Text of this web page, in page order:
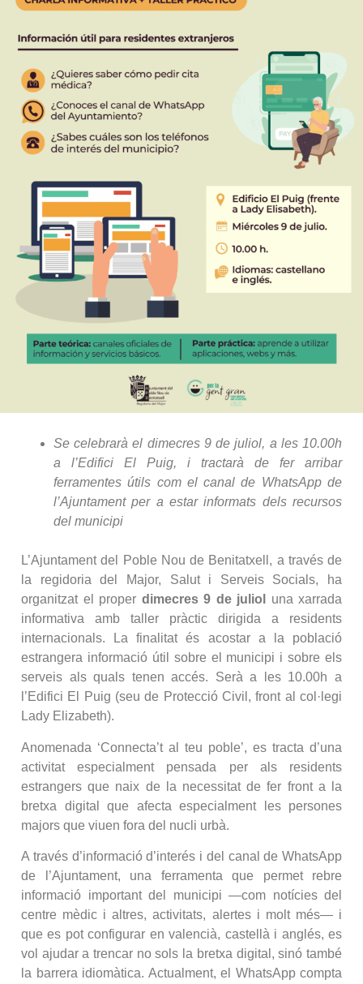
Se celebrarà el dimecres 9 de juliol, a les 10.00h
a l’Edifici El Puig, i tractarà de fer arribar
ferramentes útils com el canal de WhatsApp de
l’Ajuntament per a estar informats dels recursos
del municipi
L’Ajuntament del Poble Nou de Benitatxell, a través de
la regidoria del Major, Salut i Serveis Socials, ha
organitzat el proper dimecres 9 de juliol
una xarrada
informativa amb taller pràctic dirigida a residents
internacionals. La finalitat és acostar a la població
estrangera informació útil sobre el municipi i sobre els
serveis als quals tenen accés. Serà a les 10.00h a
l’Edifici El Puig (seu de Protecció Civil, front al col·legi
Lady Elizabeth).
Anomenada ‘Connecta’t al teu poble’, es tracta d’una
activitat especialment pensada per als residents
estrangers que naix de la necessitat de fer front a la
bretxa digital que afecta especialment les persones
majors que viuen fora del nucli urbà.
A través d’informació d’interés i del canal de WhatsApp
de l’Ajuntament, una ferramenta que permet rebre
informació important del municipi —com notícies del
centre mèdic i altres, activitats, alertes i molt més— i
que es pot configurar en valencià, castellà i anglés, es
vol ajudar a trencar no sols la bretxa digital, sinó també
la barrera idiomàtica. Actualment, el WhatsApp compta